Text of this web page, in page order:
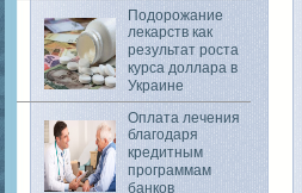
Подорожание
лекарств как
результат роста
курса доллара в
Украине
Оплата лечения
благодаря
кредитным
программам
банков